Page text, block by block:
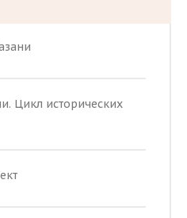
Цикл исторических